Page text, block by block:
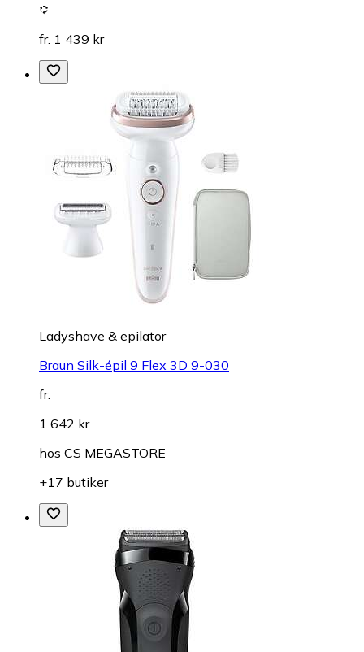
fr. 1 439 kr
Ladyshave & epilator
Braun Silk-épil 9 Flex 3D 9-030
fr.
1 642 kr
hos CS MEGASTORE
+17 butiker